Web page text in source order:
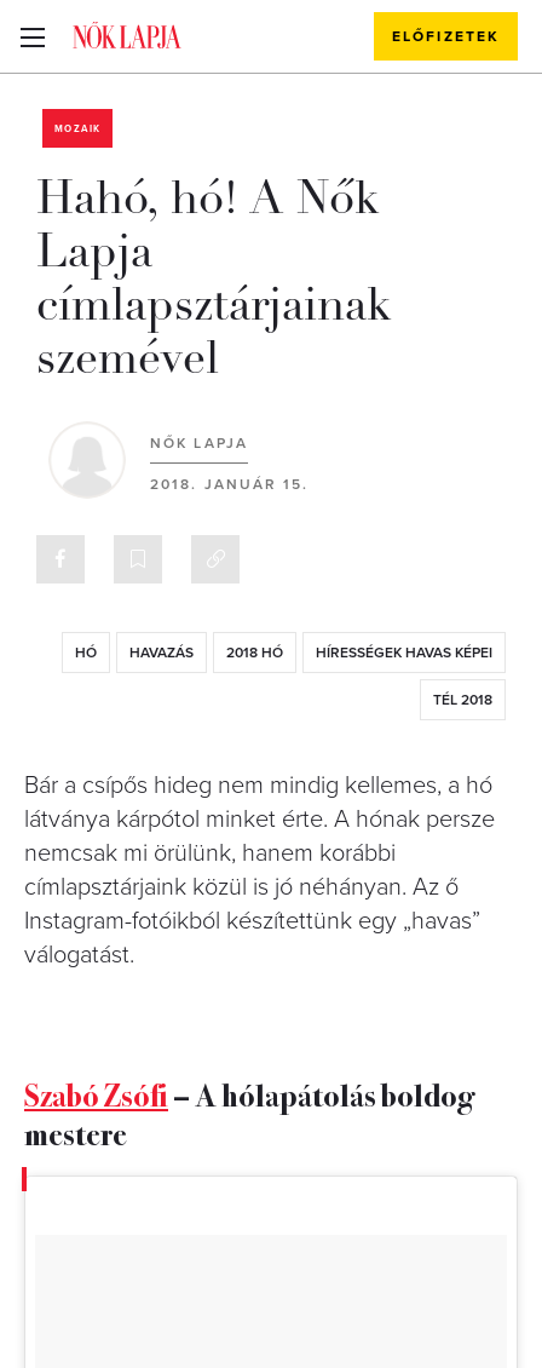
ELŐFIZETEK
MOZAIK
Hahó, hó! A Nők
Lapja
címlapsztárjainak
szemével
NŐK LAPJA
2018. JANUÁR 15.
HÓ HAVAZÁS 2018 HÓ HÍRESSÉGEK HAVAS KÉPEI
TÉL 2018
Bár a csípős hideg nem mindig kellemes, a hó
látványa kárpótol minket érte. A hónak persze
nemcsak mi örülünk, hanem korábbi
címlapsztárjaink közül is jó néhányan. Az ő
Instagram-fotóikból készítettünk egy „havas”
válogatást.
Szabó Zsófi– A hólapátolás boldog
mestere